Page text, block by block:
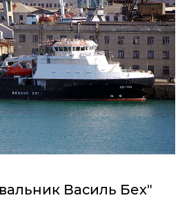
Василь Бех"